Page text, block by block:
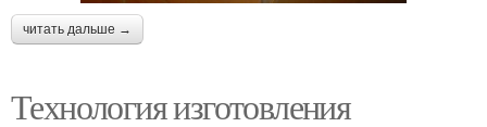
читать дальше →
Технология изготовления